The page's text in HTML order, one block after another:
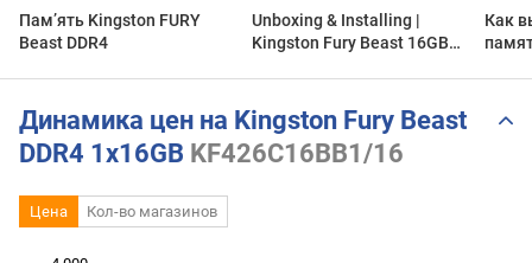
Пам’ять Kingston FURY
Beast DDR4
Unboxing & Installing |
Kingston Fury Beast 16GB
Как
Динамика цен на Kingston Fury Beast
DDR4 1x16GB KF426C16BB1/16
Цена Кол-во магазинов